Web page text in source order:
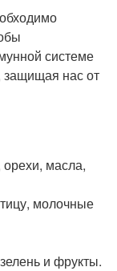
системе
нас от
масла,
молочные
и фрукты.